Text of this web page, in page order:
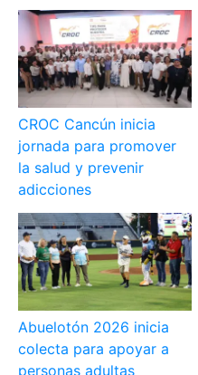
CROC Cancún inicia
jornada para promover
la salud y prevenir
adicciones
Abuelotón 2026 inicia
colecta para apoyar a
personas adultas